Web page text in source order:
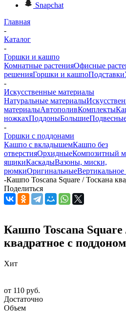
Snapchat
Главная
-
Каталог
-
Горшки и кашпо
Комнатные растенияОфисные
решенияГоршки и кашпоПодставки
-
Искусственные материалы
Натуральные материалы
материалыАвтополивКомплекты
ножкахПоддоныБольшие
-
Горшки с поддонами
Кашпо с вкладышемКашпо без
отверстияОрхидныеКомпозитный
ящикиКаскадыВазоны, миски,
рюмкиОригинальныеВертикальное
-Кашпо Toscana Square / Тоскана
Поделиться
Кашпо Toscana Square
квадратное с поддоном
Хит
от 110 руб.
Достаточно
Объем